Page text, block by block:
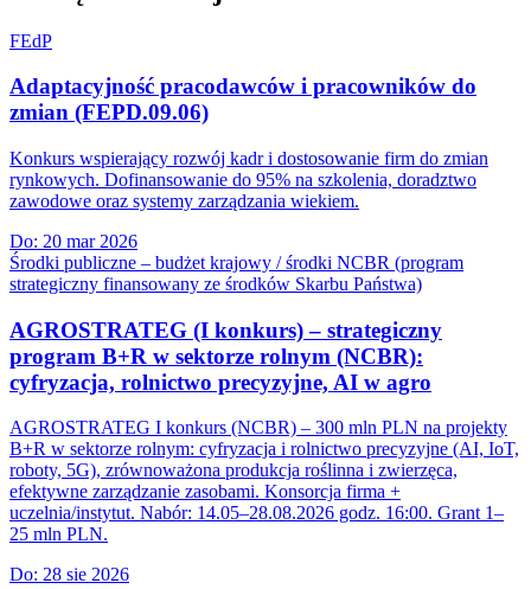
FEdP
Adaptacyjność pracodawców i pracowników do
zmian (FEPD.09.06)
Konkurs wspierający rozwój kadr i dostosowanie firm do zmian
rynkowych. Dofinansowanie do 95% na szkolenia, doradztwo
zawodowe oraz systemy zarządzania wiekiem.
Do: 20 mar 2026
Środki publiczne – budżet krajowy / środki NCBR (program
strategiczny finansowany ze środków Skarbu Państwa)
AGROSTRATEG (I konkurs) – strategiczny
program B+R w sektorze rolnym (NCBR):
cyfryzacja, rolnictwo precyzyjne, AI w agro
AGROSTRATEG I konkurs (NCBR) – 300 mln PLN na projekty
B+R w sektorze rolnym: cyfryzacja i rolnictwo precyzyjne (AI, IoT,
roboty, 5G), zrównoważona produkcja roślinna i zwierzęca,
efektywne zarządzanie zasobami. Konsorcja firma +
uczelnia/instytut. Nabór: 14.05–28.08.2026 godz. 16:00. Grant 1–
25 mln PLN.
Do: 28 sie 2026